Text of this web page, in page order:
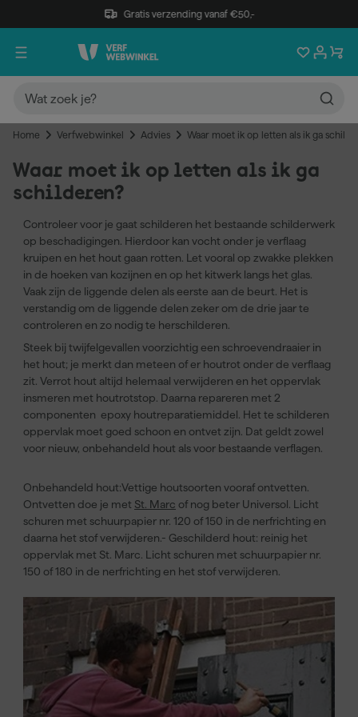
Gratis verzending vanaf €50,-
Home Verfwebwinkel Advies Waar moet ik op letten als ik ga
Waar moet ik op letten als ik ga
schilderen?
Controleer voor je gaat schilderen het bestaande schilderwerk
op beschadigingen. Hierdoor kan vocht onder je verflaag
kruipen en het hout gaan rotten. Let vooral op zwakke plekken
in de hoeken van kozijnen en op het kitwerk langs het glas.
Vaak zijn de liggende delen als eerste aan de beurt. Het is
verstandig om de liggende delen zeker om de drie jaar te
controleren en zo nodig te herschilderen.
Steek bij twijfelgevallen voorzichtig een schroevendraaier in
het hout; je merkt dan meteen of er houtrot onder de verflaag
zit. Verrot hout altijd helemaal verwijderen en het oppervlak
insmeren met houtrotstop. Daarna repareren met 2
componenten epoxy houtreparatiemiddel. Het te schilderen
oppervlak moet goed schoon en ontvet zijn. Dat geldt zowel
voor nieuw, onbehandeld hout als voor bestaande verflagen.
Onbehandeld hout:Vettige houtsoorten vooraf ontvetten.
Ontvetten doe je met St. Marc of nog beter Universol. Licht
schuren met schuurpapier nr. 120 of 150 in de nerfrichting en
daarna het stof verwijderen.- Geschilderd hout: reinig het
oppervlak met St. Marc. Licht schuren met schuurpapier nr.
150 of 180 in de nerfrichting en het stof verwijderen.